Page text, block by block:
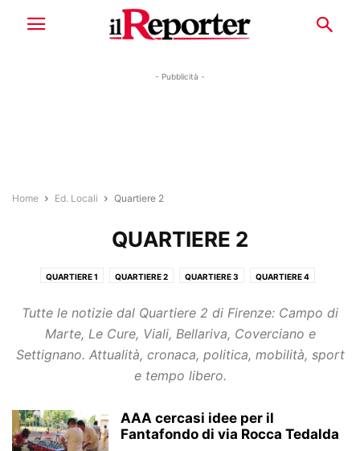
- Pubblicità -
Home Ed. Locali Quartiere 2
QUARTIERE 2
QUARTIERE 1 QUARTIERE 2 QUARTIERE 3 QUARTIERE 4
Tutte le notizie dal Quartiere 2 di Firenze: Campo di
Marte, Le Cure, Viali, Bellariva, Coverciano e
Settignano. Attualità, cronaca, politica, mobilità, sport
e tempo libero.
AAA cercasi idee per il
Fantafondo di via Rocca Tedalda